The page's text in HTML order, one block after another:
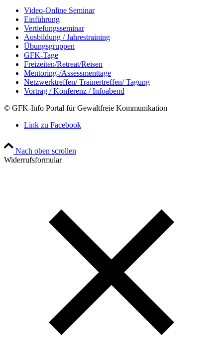
Video-Online Seminar
Einführung
Vertiefungsseminar
Ausbildung / Jahrestraining
Übungsgruppen
GFK-Tage
Freizeiten/Retreat/Reisen
Mentoring-/Assessmenttage
Netzwerktreffen/ Trainertreffen/ Tagung
Vortrag / Konferenz / Infoabend
© GFK-Info Portal für Gewaltfreie Kommunikation
Link zu Facebook
Nach oben scrollen
Widerrufsformular